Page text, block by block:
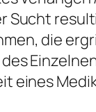
Sucht
die
eines